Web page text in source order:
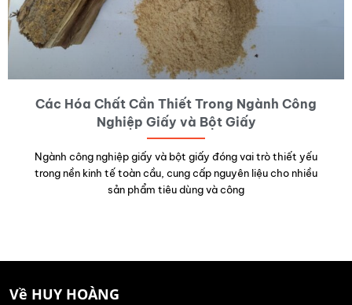
Các Hóa Chất Cần Thiết Trong Ngành Công
Nghiệp Giấy và Bột Giấy
Ngành công nghiệp giấy và bột giấy đóng vai trò thiết yếu
trong nền kinh tế toàn cầu, cung cấp nguyên liệu cho nhiều
sản phẩm tiêu dùng và công
Về HUY HOÀNG